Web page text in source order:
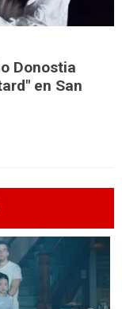
Donostia
en San